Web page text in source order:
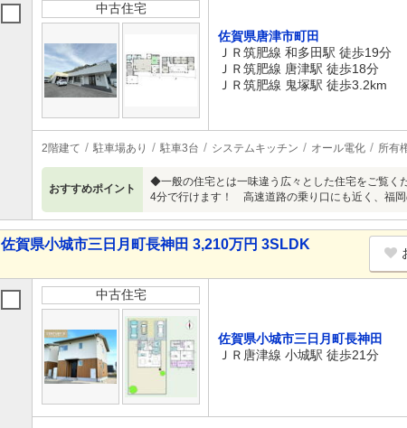
中古住宅
佐賀県唐津市町田
ＪＲ筑肥線 和多田駅 徒歩19分
ＪＲ筑肥線 唐津駅 徒歩18分
ＪＲ筑肥線 鬼塚駅 徒歩3.2km
2階建て 駐車場あり 駐車3台 システムキッチン オール電化 所有
おすすめポイント
◆一般の住宅とは一味違う広々とした住宅をご覧
4分で行けます！ 高速道路の乗り口にも近く、福岡
佐賀県小城市三日月町長神田 3,210万円 3SLDK
中古住宅
佐賀県小城市三日月町長神田
ＪＲ唐津線 小城駅 徒歩21分